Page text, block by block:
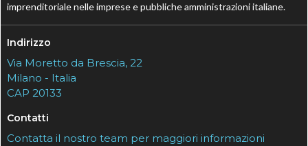
imprenditoriale nelle imprese e pubbliche amministrazioni italiane.
Indirizzo
Via Moretto da Brescia, 22
Milano - Italia
CAP 20133
Contatti
Contatta il nostro team per maggiori informazioni